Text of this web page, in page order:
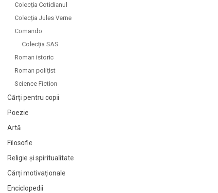
Colecția Cotidianul
Colecția Jules Verne
Comando
Colecția SAS
Roman istoric
Roman polițist
Science Fiction
Cărți pentru copii
Poezie
Artă
Filosofie
Religie și spiritualitate
Cărți motivaționale
Enciclopedii